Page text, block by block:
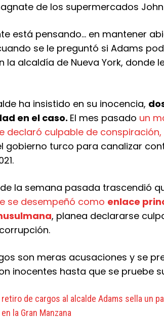
de los supermercados
está pensando… en mantener
se le preguntó si Adams
la alcaldía de Nueva York, donde
ha insistido en su inocencia,
en el caso. El mes pasado un
declaró culpable de conspiración,
gobierno turco para canalizar
la semana pasada trascendió
se desempeñó como enlace
, planea declararse
son meras acusaciones y se
inocentes hasta que se pruebe
de cargos al alcalde Adams sella un
la Gran Manzana